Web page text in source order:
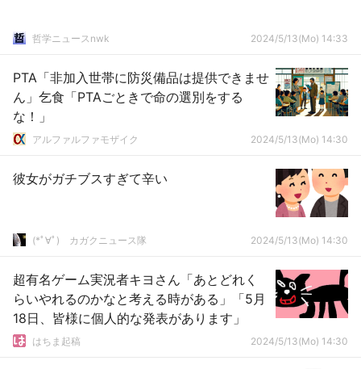
哲学ニュースnwk 2024/5/13(Mo) 14:33
PTA「非加入世帯に防災備品は提供できませ
ん」乞食「PTAごときで命の選別をする
な！」
アルファルファモザイク 2024/5/13(Mo) 14:30
彼女がガチブスすぎて辛い
(*ﾟ∀ﾟ)ゞカガクニュース隊 2024/5/13(Mo) 14:30
超有名ゲーム実況者キヨさん「あとどれく
らいやれるのかなと考える時がある」「5月
18日、皆様に個人的な発表があります」
はちま起稿 2024/5/13(Mo) 14:30